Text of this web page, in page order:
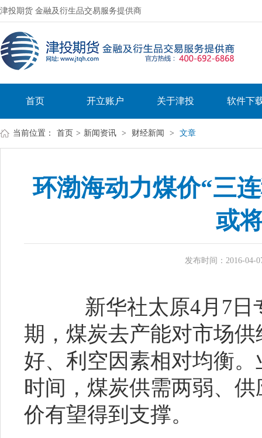
津投期货 金融及衍生品交易服务提供商
首页 开立账户 关于津投 软件下
当前位置： 首页 > 新闻资讯 > 财经新闻 > 文章
环渤海动力煤价“三
或
发布时间：2016-04-
新华社太原4月7日
期，煤炭去产能对市场
好、利空因素相对均衡
时间，煤炭供需两弱、
价有望得到支撑。